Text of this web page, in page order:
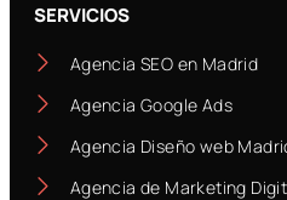
SERVICIOS
Agencia SEO en Madrid
Agencia Google Ads
Agencia Diseño web
Agencia de Marketing